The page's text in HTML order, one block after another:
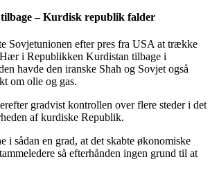
– Kurdisk republik falder
Sovjetunionen efter pres fra USA at trække
i Republikken Kurdistan tilbage i
havde den iranske Shah og Sovjet også
om olie og gas.
gradvist kontrollen over flere steder i det
af kurdiske Republik.
i sådan en grad, at det skabte økonomiske
så efterhånden ingen grund til at